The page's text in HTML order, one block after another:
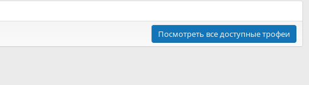
Посмотреть все доступные трофеи